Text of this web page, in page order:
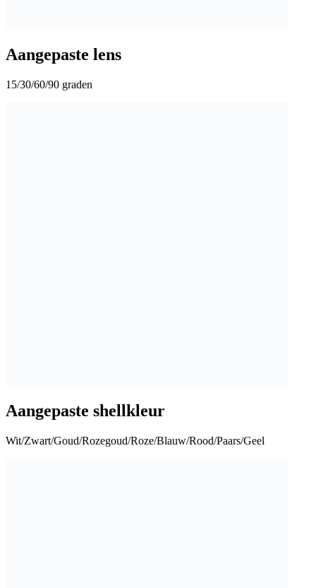
Aangepaste lens
15/30/60/90 graden
Aangepaste shellkleur
Wit/Zwart/Goud/Rozegoud/Roze/Blauw/Rood/Paars/Geel